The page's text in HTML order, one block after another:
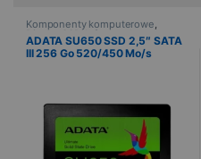
Komponenty komputerowe,
Disque SSD ,Informatyka
ADATA SU650 SSD 2,5″ SATA
III 256 Go 520/450 Mo/s